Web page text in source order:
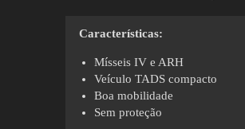
Características:
Mísseis IV e ARH
Veículo TADS compacto
Boa mobilidade
Sem proteção